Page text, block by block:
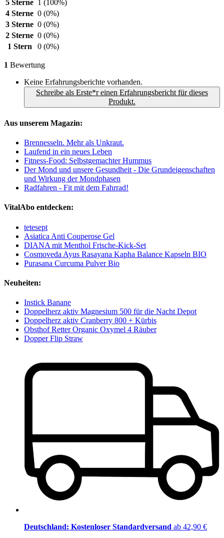
5 Sterne 1 (100%)
4 Sterne 0 (0%)
3 Sterne 0 (0%)
2 Sterne 0 (0%)
1 Stern
0 (0%)
1 Bewertung
Keine Erfahrungsberichte vorhanden.
Schreibe als Erste*r einen Erfahrungsbericht für dieses
Produkt.
Aus unserem Magazin:
Brennesseln. Mehr als Unkraut.
Laufend in ein neues Leben
Fitness-Food: Selbstgemachter Hummus
Der Mond und unsere Gesundheit - Die Grundeigenschaften
und Wirkung der Mondphasen
Radfahren - Fit mit dem Fahrrad!
VitalAbo entdecken:
tetesept
Asiatica Anti Couperose Gel
DIANA mit Menthol Frische-Kick-Set
Cosmoveda Ayus Rasayana Kapha Balance Kapseln BIO
Purasana Curcuma Pulver Bio
Neuheiten:
Instick Banane
Doppelherz aktiv Magnesium 500 für die Nacht Depot
Doppelherz aktiv Cranberry 800 + Kürbis
Obsthof Retter Organic Oxymel 4 Räuber
Dopper Flip Straw
Deutschland: Kostenloser Standardversand ab 42,90 €